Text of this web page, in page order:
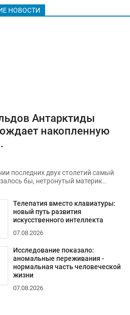
НОВОСТИ
Антарктиды
накопленную
последних двух столетий самый
бы, нетронутый материк..
Телепатия вместо клавиатуры:
новый путь развития
искусственного интеллекта
07.08.2026
Исследование показало:
аномальные переживания -
нормальная часть человеческой
жизни
07.08.2026